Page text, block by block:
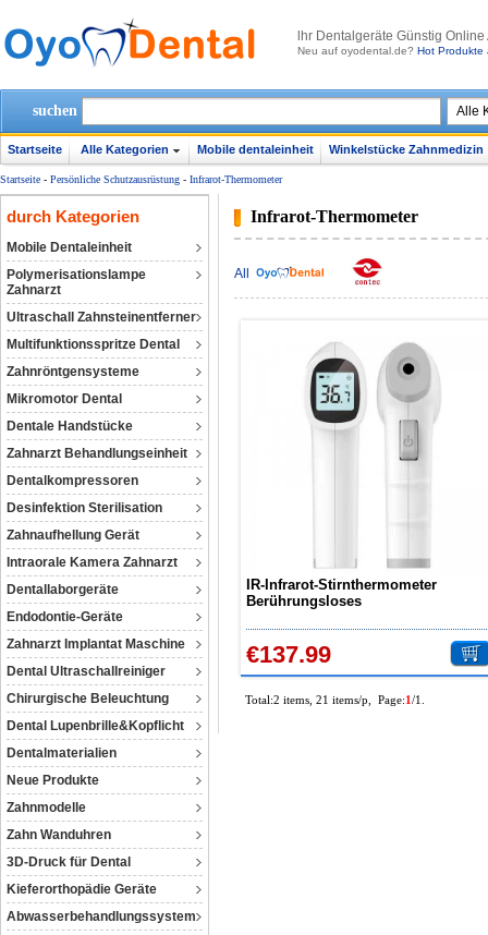
lhr Dentalgeräte Günstig
Neu auf oyodental.de? Hot Produkte
suchen
Startseite Alle Kategorien Mobile dentaleinheit Winkelstücke Zahnmedizin
Startseite - Persönliche Schutzausrüstung - Infrarot-Thermometer
durch Kategorien
Mobile Dentaleinheit
Polymerisationslampe
Zahnarzt
Ultraschall Zahnsteinentferner
Multifunktionsspritze Dental
Zahnröntgensysteme
Mikromotor Dental
Dentale Handstücke
Zahnarzt Behandlungseinheit
Dentalkompressoren‎
Desinfektion Sterilisation
Zahnaufhellung Gerät
Intraorale Kamera Zahnarzt
Dentallaborgeräte
Endodontie-Geräte
Zahnarzt Implantat Maschine
Dental Ultraschallreiniger
Chirurgische Beleuchtung
Dental Lupenbrille&Kopflicht
Dentalmaterialien
Neue Produkte
Zahnmodelle
Zahn Wanduhren
3D-Druck für Dental
Kieferorthopädie Geräte
Abwasserbehandlungssystem
Infrarot-Thermometer
All
IR-Infrarot-Stirnthermometer
Berührungsloses
TP500
€137.99
Total:2 items, 21 items/p, Page:1/1.